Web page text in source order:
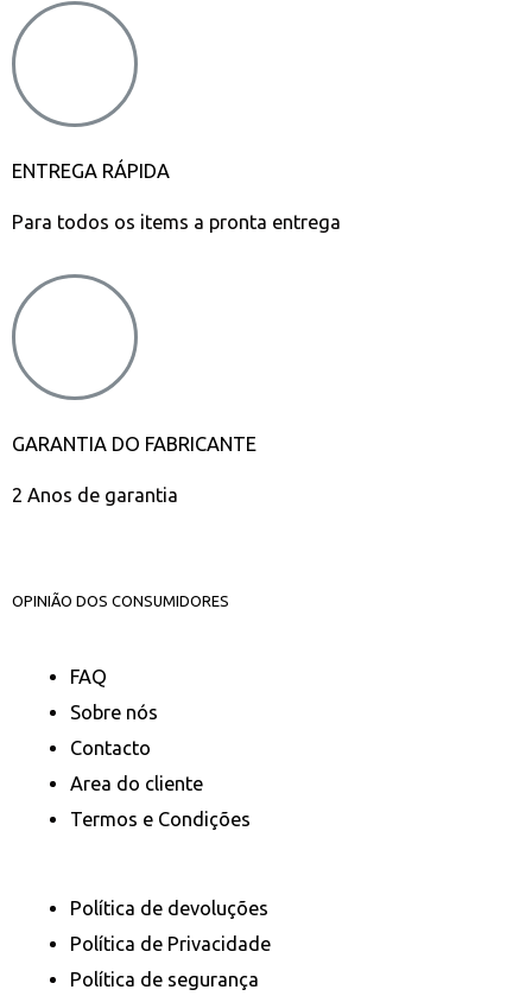
ENTREGA RÁPIDA
Para todos os items a pronta entrega
GARANTIA DO FABRICANTE
2 Anos de garantia
OPINIÃO DOS CONSUMIDORES
FAQ
Sobre nós
Contacto
Area do cliente
Termos e Condições
Política de devoluções
Política de Privacidade
Política de segurança